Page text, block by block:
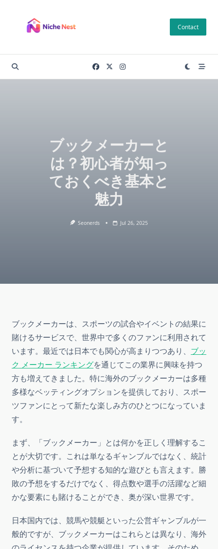
content
Contact
ブックメーカーと
は？初心者が知っ
ておくべき基本と
魅力
Seonerds Jul 26, 2025
ブックメーカーは、スポーツの試合やイベントの結果に
賭けるサービスで、世界中で多くのファンに利用されて
います。最近では日本でも関心が高まりつつあり、 ブッ
ク メーカー ランキングを通じてこの業界に興味を持つ
方も増えてきました。特に海外のブックメーカーは多種
多様なベッティングオプションを提供しており、スポー
ツファンにとって新たな楽しみ方のひとつになっていま
す。
まず、「ブックメーカー」とは何かを正しく理解するこ
とが大切です。これは単なるギャンブルではなく、統計
や分析に基づいて予想する知的な遊びとも言えます。勝
敗の予想をするだけでなく、得点数や選手の活躍など細
かな要素にも賭けることができ、奥が深い世界です。
日本国内では、競馬や競艇といった公営ギャンブルが一
般的ですが、ブックメーカーはこれらとは異なり、海外